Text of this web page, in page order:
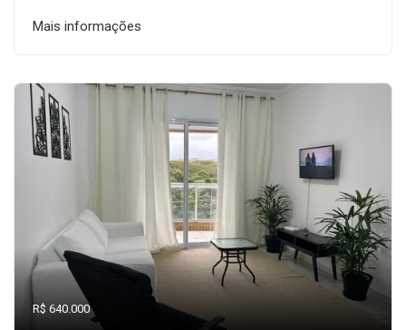
Mais informações
R$ 640.000